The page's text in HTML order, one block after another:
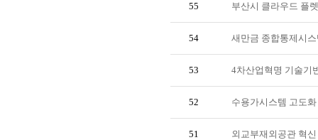
55 부산시 클라우드 플
54 새만금 종합통제시스
53 4차산업혁명 기술기
52 수용가시스템 고도화
51 외교부재외공관 혁신